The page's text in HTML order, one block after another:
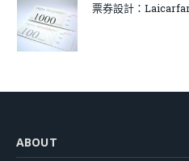
票券設計：
ABOUT